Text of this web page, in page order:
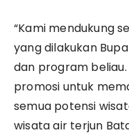
“Kami mendukung
yang dilakukan
dan program
promosi untuk
semua potensi
wisata air terjun